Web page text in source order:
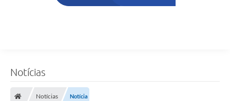
Notícias
Notícias Notícia